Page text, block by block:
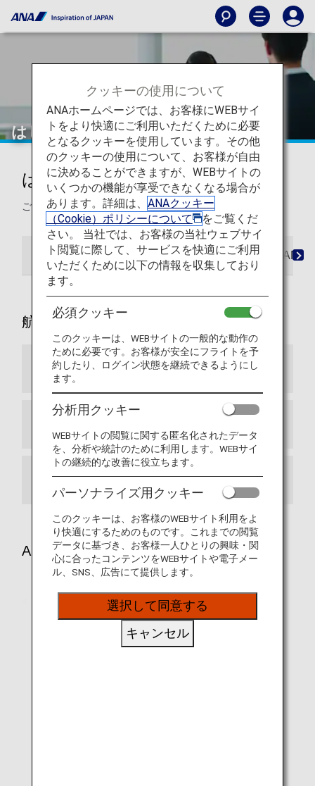
はじめてご利用になるお客様へ
はじめてご利用になるお客様へ
ご予約からご到着までの一連の流れを案内いたします。
航空機内の環境について ご利用のながれ ANA
航空機内の環境について
機内環境の特性
ANAおからだの不自由な方の相談デスク
クッキーの使用について
ANAホームページでは、お客様にWEBサイ
トをより快適にご利用いただくために必要
となるクッキーを使用しています。その他
のクッキーの使用について、お客様が自由
に決めることができますが、WEBサイトの
いくつかの機能が享受できなくなる場合が
あります。詳細は、 ANAクッキー
（Cookie）ポリシーについて
をご覧くだ
さい。 当社では、お客様の当社ウェブサイ
ト閲覧に際して、サービスを快適にご利用
いただくために以下の情報を収集しており
ます。
必須クッキー
このクッキーは、WEBサイトの一般的な動作の
ために必要です。お客様が安全にフライトを予
約したり、ログイン状態を継続できるようにし
ます。
分析用クッキー
WEBサイトの閲覧に関する匿名化されたデータ
を、分析や統計のために利用します。WEBサイ
トの継続的な改善に役立ちます。
パーソナライズ用クッキー
このクッキーは、お客様のWEBサイト利用をよ
り快適にするためのものです。これまでの閲覧
データに基づき、お客様一人ひとりの興味・関
心に合ったコンテンツをWEBサイトや電子メー
ル、SNS、広告にて提供します。
選択して同意する
キャンセル